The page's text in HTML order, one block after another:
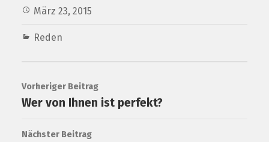
März 23, 2015
Reden
Vorheriger Beitrag
Wer von Ihnen ist perfekt?
Nächster Beitrag